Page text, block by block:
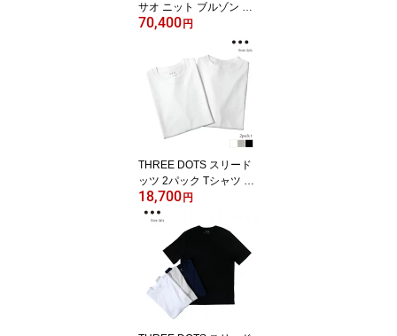
サオ ニット ブルゾン ジ
ップアップ black mckz0
70,400 円
THREE DOTS スリード
ッツ 2パック Tシャツ メ
ンズ 半袖 クルーネック
モックネック 綿100% 無
地 パックT コットン 白
黒 小さいサイズ XS L
18,700 円